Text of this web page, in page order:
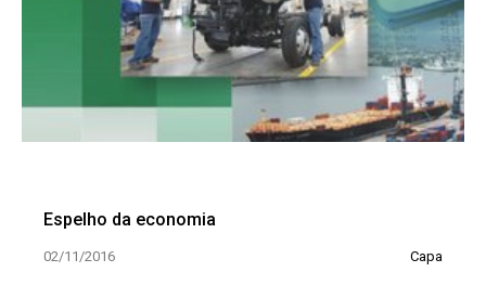
Espelho da economia
02/11/2016 Capa